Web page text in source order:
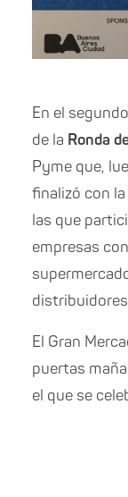
En el
de la Ronda
Pyme que,
finalizó con
las que
empresas
El Gran
puertas
el que se